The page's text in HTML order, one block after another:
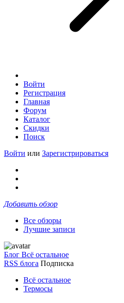
Войти
Регистрация
Главная
Форум
Каталог
Скидки
Поиск
Войти или Зарегистрироваться
Добавить обзор
Все обзоры
Лучшие записи
Блог Всё остальное
RSS блога Подписка
Всё остальное
Термосы